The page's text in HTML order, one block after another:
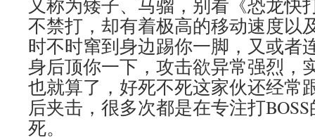
又称为矮子、马骝，别看《恐龙快
不禁打，却有着极高的移动速度以
时不时窜到身边踢你一脚，又或者
身后顶你一下，攻击欲异常强烈，
也就算了，好死不死这家伙还经常
后夹击，很多次都是在专注打
死。